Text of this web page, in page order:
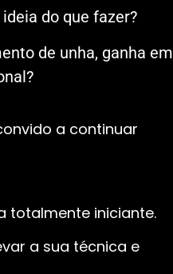
do que fazer?
de unha, ganha em
a continuar
totalmente iniciante.
a sua técnica e